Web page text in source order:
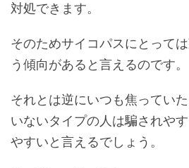
対処できます。
そのためサイコパスにとって
う傾向があると言えるのです。
それとは逆にいつも焦ってい
いないタイプの人は騙されや
やすいと言えるでしょう。